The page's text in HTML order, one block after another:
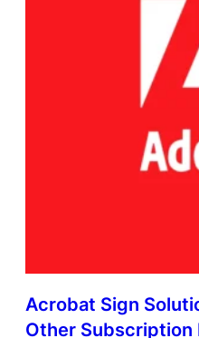
Acrobat Sign
Other Subscription